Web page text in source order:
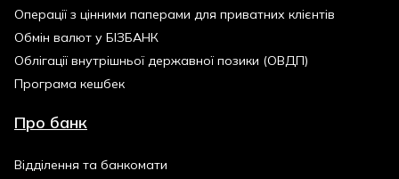
Операції з цінними паперами для приватних клієнтів
Обмін валют у БІЗБАНК
Облігації внутрішньої державної позики (ОВДП)
Програма кешбек
Про банк
Відділення та банкомати